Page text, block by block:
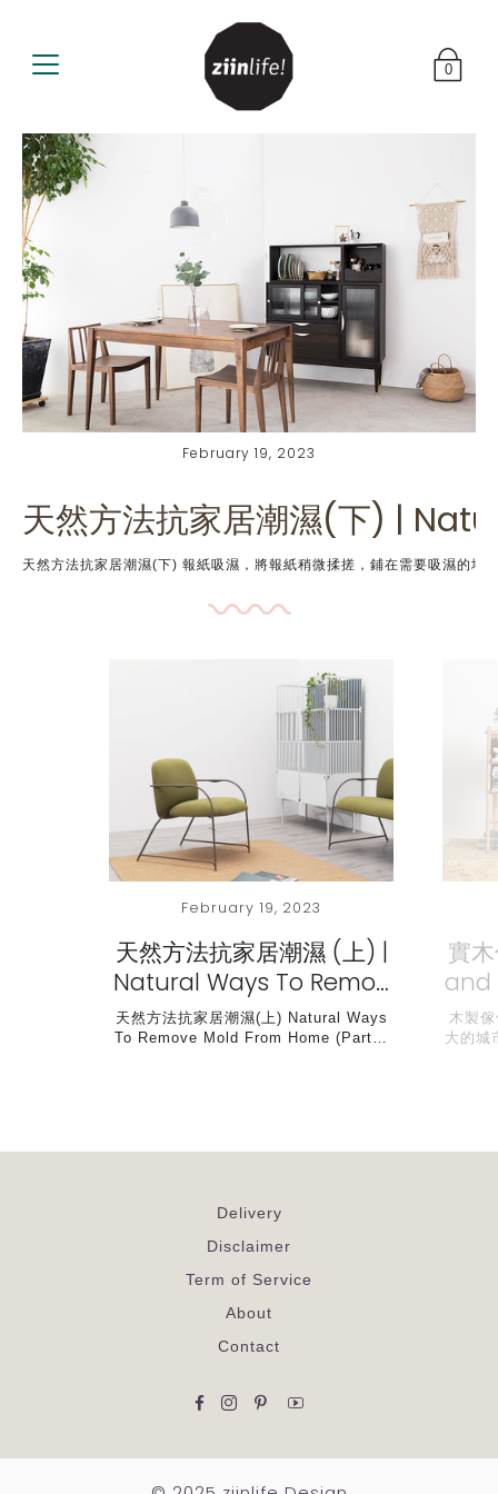
0
February 19, 2023
天然方法抗家居潮濕(下) |
天然方法抗家居潮濕(下) 報紙吸濕，將報紙稍微揉搓，鋪在需要吸
February 19, 2023
天然方法抗家居潮濕 (上) |
Natural Ways To Remo…
天然方法抗家居潮濕(上) Natural Ways
To Remove Mold From Home (Part…
實
and
木製
大的城
Delivery
Disclaimer
Term of Service
About
Contact
FacebookInstagram
PinterestYouTube